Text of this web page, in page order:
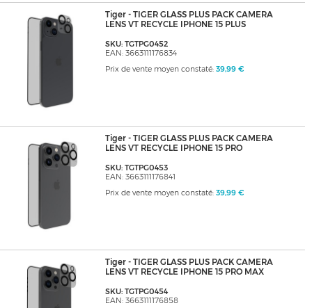
Tiger - TIGER GLASS PLUS PACK CAMERA
LENS VT RECYCLE IPHONE 15 PLUS
SKU: TGTPG0452
EAN: 3663111176834
Prix de vente moyen constaté: 39,99 €
Tiger - TIGER GLASS PLUS PACK CAMERA
LENS VT RECYCLE IPHONE 15 PRO
SKU: TGTPG0453
EAN: 3663111176841
Prix de vente moyen constaté: 39,99 €
Tiger - TIGER GLASS PLUS PACK CAMERA
LENS VT RECYCLE IPHONE 15 PRO MAX
SKU: TGTPG0454
EAN: 3663111176858